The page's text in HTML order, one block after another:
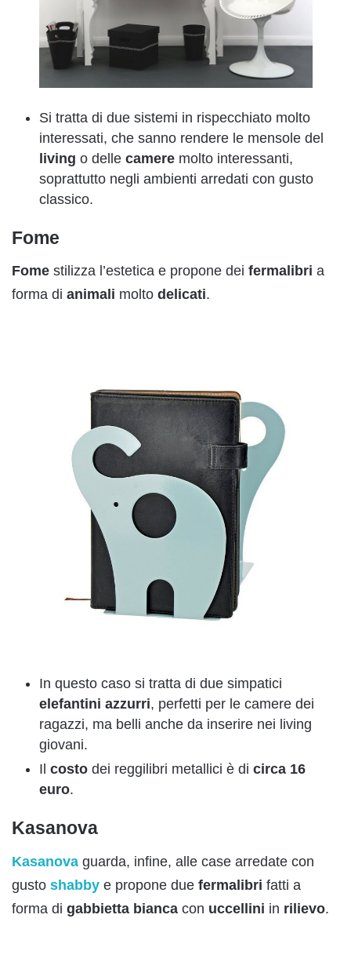
Si tratta di due sistemi in rispecchiato molto
interessati, che sanno rendere le mensole del
living o delle camere molto interessanti,
soprattutto negli ambienti arredati con gusto
classico.
Fome
Fome stilizza l’estetica e propone dei fermalibri a
forma di animali molto delicati.
In questo caso si tratta di due simpatici
elefantini azzurri, perfetti per le camere dei
ragazzi, ma belli anche da inserire nei living
giovani.
Il costo dei reggilibri metallici è di circa 16
euro.
Kasanova
Kasanova guarda, infine, alle case arredate con
gusto shabby e propone due fermalibri fatti a
forma di gabbietta bianca con uccellini in rilievo.